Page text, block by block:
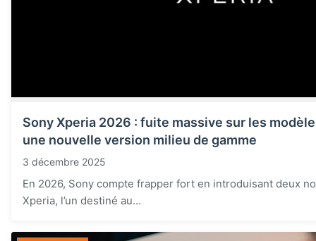
Sony Xperia 2026 : fuite massive sur les
une nouvelle version milieu de gamme
3 décembre 2025
En 2026, Sony compte frapper fort en introduisant deux
Xperia, l’un destiné au...